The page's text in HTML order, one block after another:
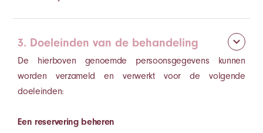
3. Doeleinden van de behandeling
De hierboven genoemde persoonsgegevens kunnen
worden verzameld en verwerkt voor de volgende
doeleinden:
Een reservering beheren